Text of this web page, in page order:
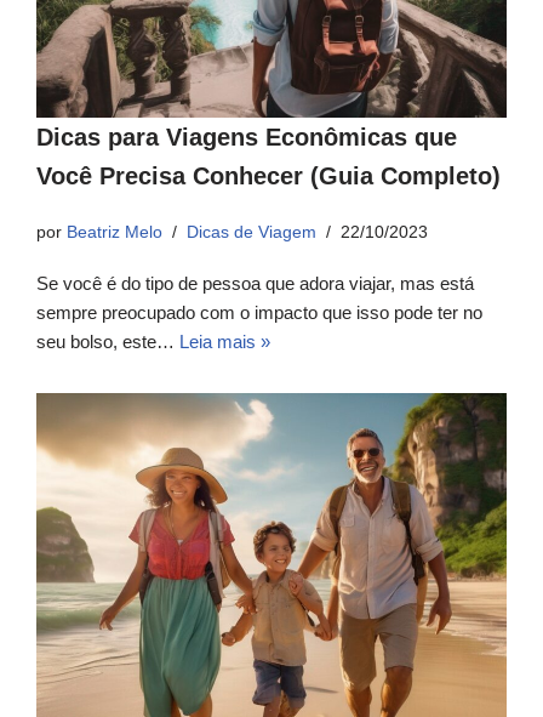
Dicas para Viagens Econômicas que
Você Precisa Conhecer (Guia Completo)
por Beatriz Melo Dicas de Viagem 22/10/2023
Se você é do tipo de pessoa que adora viajar, mas está
sempre preocupado com o impacto que isso pode ter no
seu bolso, este… Leia mais »